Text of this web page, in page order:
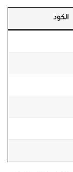
الكود